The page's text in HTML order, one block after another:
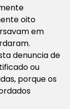
oito
em
denuncia de
ou
porque os